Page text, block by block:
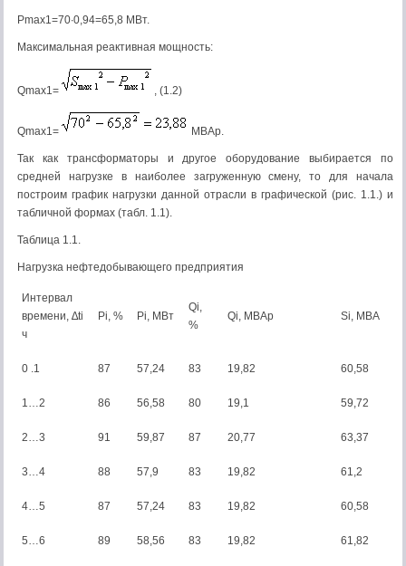
Pmax1=70∙0,94=65,8 МВт.
Максимальная реактивная мощность:
Qmax1= , (1.2)
Qmax1= МВАр.
Так как трансформаторы и другое оборудование выбирается по
средней нагрузке в наиболее загруженную смену, то для начала
построим график нагрузки данной отрасли в графической (рис. 1.1.) и
табличной формах (табл. 1.1).
Таблица 1.1.
Нагрузка нефтедобывающего предприятия
Интервал
времени, ∆ti
ч
Pi, % Pi, MBт
Qi,
%
Qi, MBАp Si, MBA
0 .1 87 57,24 83 19,82 60,58
1…2 86 56,58 80 19,1 59,72
2…3 91 59,87 87 20,77 63,37
3…4 88 57,9 83 19,82 61,2
4…5 87 57,24 83 19,82 60,58
5…6 89 58,56 83 19,82 61,82